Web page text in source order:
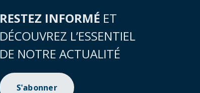
RESTEZ INFORMÉ ET
DÉCOUVREZ L’ESSENTIEL
DE NOTRE ACTUALITÉ
S'abonner